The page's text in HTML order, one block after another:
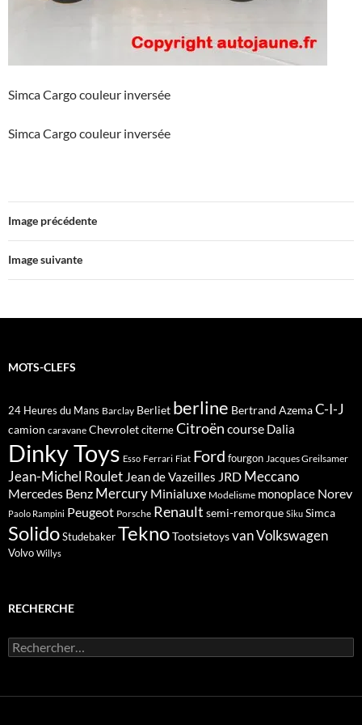
Simca Cargo couleur inversée
Simca Cargo couleur inversée
Image précédente
Image suivante
MOTS-CLEFS
24 Heures du Mans Barclay Berliet berline Bertrand AzemaC-I-J
camion caravane ChevroletciterneCitroën course Dalia
Dinky Toys Esso Ferrari Fiat Ford fourgon Jacques Greilsamer
Jean-Michel Roulet Jean de Vazeilles JRD Meccano
Mercedes Benz Mercury Minialuxe Modelisme monoplace Norev
Paolo Rampini Peugeot Porsche Renault semi-remorque Siku Simca
SolidoStudebakerTeknoTootsietoysvanVolkswagen
Volvo Willys
RECHERCHE
Rechercher :